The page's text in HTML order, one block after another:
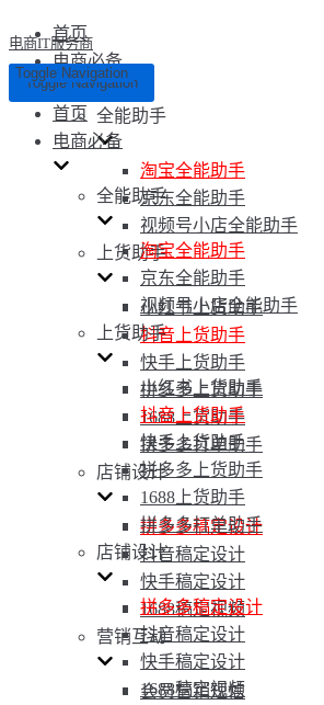
首页
电商必备
全能助手
淘宝全能助手
京东全能助手
视频号小店全能助手
上货助手
小红书上货助手
抖音上货助手
快手上货助手
拼多多上货助手
1688上货助手
拼多多打单助手
店铺设计
拼多多稿定设计
抖音稿定设计
快手稿定设计
1688稿定视频
营销互动
会员营销短信
电商IT服务商
Toggle Navigation
Toggle Navigation
首页
电商必备
全能助手
淘宝全能助手
京东全能助手
视频号小店全能助手
上货助手
小红书上货助手
抖音上货助手
快手上货助手
拼多多上货助手
1688上货助手
拼多多打单助手
店铺设计
拼多多稿定设计
抖音稿定设计
快手稿定设计
1688稿定视频